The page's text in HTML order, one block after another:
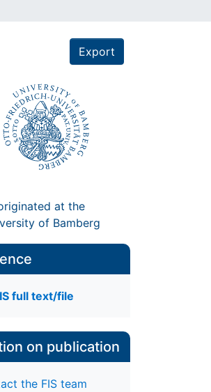
Export
at the
of Bamberg
full text/file
on publication
the FIS team